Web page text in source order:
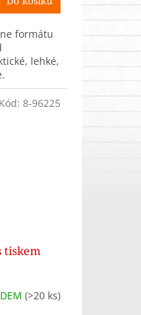
formátu
lehké,
tiskem
(>20 ks)
Kód: 8-96225